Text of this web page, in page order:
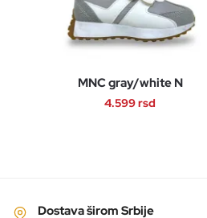
MNC gray/white N
4.599rsd
varijanti.
Dostava širom Srbije